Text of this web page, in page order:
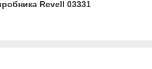
Revell 03331